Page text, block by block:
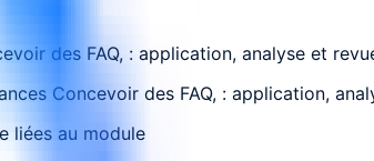
des FAQ, : application, analyse et
Concevoir des FAQ, : application,
liées au module